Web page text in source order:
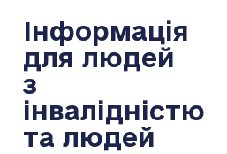
Інформація
для людей
з
інвалідністю
та людей